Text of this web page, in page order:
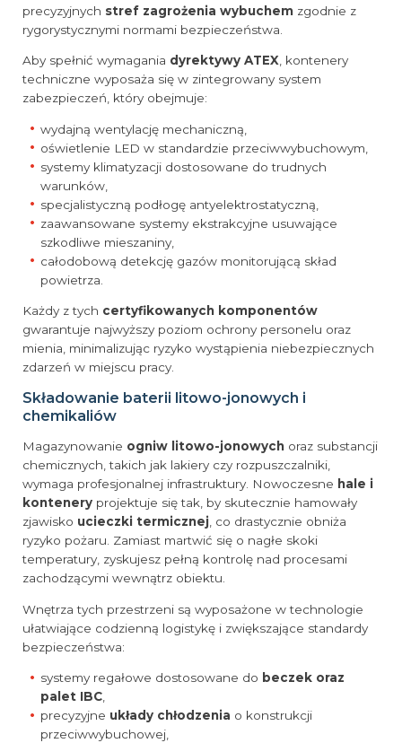
precyzyjnych stref zagrożenia wybuchem zgodnie z
rygorystycznymi normami bezpieczeństwa.
Aby spełnić wymagania dyrektywy ATEX, kontenery
techniczne wyposaża się w zintegrowany system
zabezpieczeń, który obejmuje:
wydajną wentylację mechaniczną,
oświetlenie LED w standardzie przeciwwybuchowym,
systemy klimatyzacji dostosowane do trudnych
warunków,
specjalistyczną podłogę antyelektrostatyczną,
zaawansowane systemy ekstrakcyjne usuwające
szkodliwe mieszaniny,
całodobową detekcję gazów monitorującą skład
powietrza.
Każdy z tych certyfikowanych komponentów
gwarantuje najwyższy poziom ochrony personelu oraz
mienia, minimalizując ryzyko wystąpienia niebezpiecznych
zdarzeń w miejscu pracy.
Składowanie baterii litowo-jonowych i
chemikaliów
Magazynowanie ogniw litowo-jonowych oraz substancji
chemicznych, takich jak lakiery czy rozpuszczalniki,
wymaga profesjonalnej infrastruktury. Nowoczesne hale i
kontenery projektuje się tak, by skutecznie hamowały
zjawisko ucieczki termicznej, co drastycznie obniża
ryzyko pożaru. Zamiast martwić się o nagłe skoki
temperatury, zyskujesz pełną kontrolę nad procesami
zachodzącymi wewnątrz obiektu.
Wnętrza tych przestrzeni są wyposażone w technologie
ułatwiające codzienną logistykę i zwiększające standardy
bezpieczeństwa:
systemy regałowe dostosowane do beczek oraz
palet IBC,
precyzyjne układy chłodzenia o konstrukcji
przeciwwybuchowej,